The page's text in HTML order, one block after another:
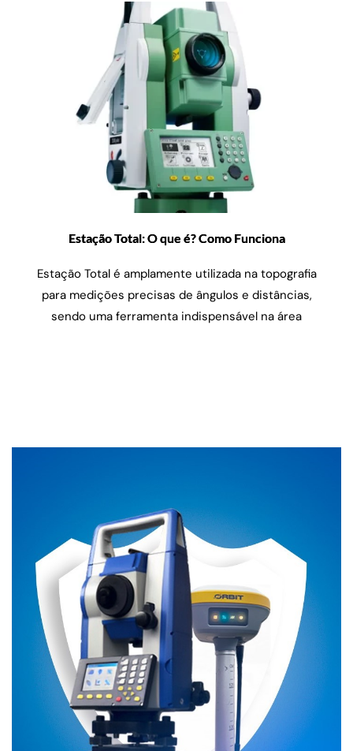
Estação Total: O que é? Como Funciona
Estação Total é amplamente utilizada na topografia
para medições precisas de ângulos e distâncias,
sendo uma ferramenta indispensável na área